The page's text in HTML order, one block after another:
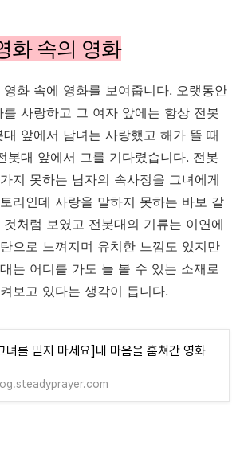
화 속의 영화
화 속에 영화를 보여줍니다. 오랫동안
사랑하고 그 여자 앞에는 항상 전봇
앞에서 남녀는 사랑했고 해가 뜰 때
봇대 앞에서 그를 기다렸습니다. 전봇
지 못하는 남자의 속사정을 그녀에게
리인데 사랑을 말하지 못하는 바보 같
처럼 보였고 전봇대의 기류는 이연에
으로 느껴지며 유치한 느낌도 있지만
는 어디를 가도 늘 볼 수 있는 소재로
보고 있다는 생각이 듭니다.
녀를 믿지 마세요]내 마음을 훔쳐간 영화